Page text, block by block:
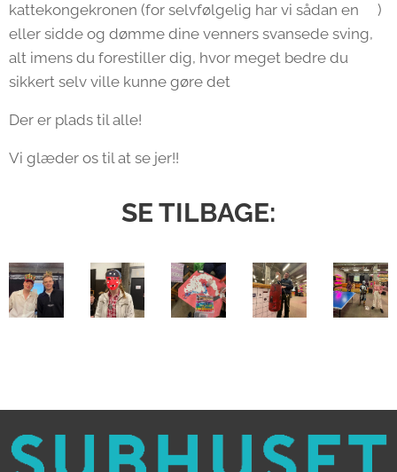
kattekongekronen (for selvfølgelig har vi sådan en👑)
eller sidde og dømme dine venners svansede sving,
alt imens du forestiller dig, hvor meget bedre du
sikkert selv ville kunne gøre det💥
Der er plads til alle!
Vi glæder os til at se jer!!
SE TILBAGE: